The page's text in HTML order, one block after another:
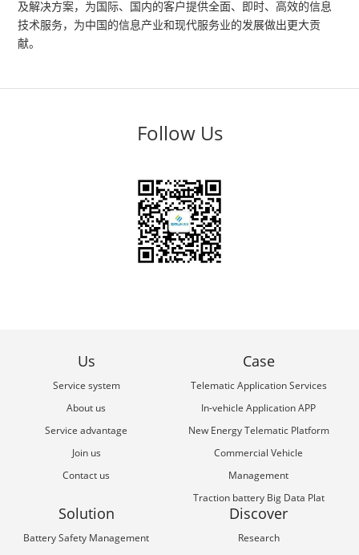
及解决方案，为国际、国内的客户提供全面、即时、高效的信息
技术服务，为中国的信息产业和现代服务业的发展做出更大贡
献。
Follow Us
Us
Service system
About us
Service advantage
Join us
Contact us
Case
Telematic Application Services
In-vehicle Application APP
New Energy Telematic Platform
Commercial Vehicle
Management
Traction battery Big Data Plat
Solution
Battery Safety Management
Discover
Research